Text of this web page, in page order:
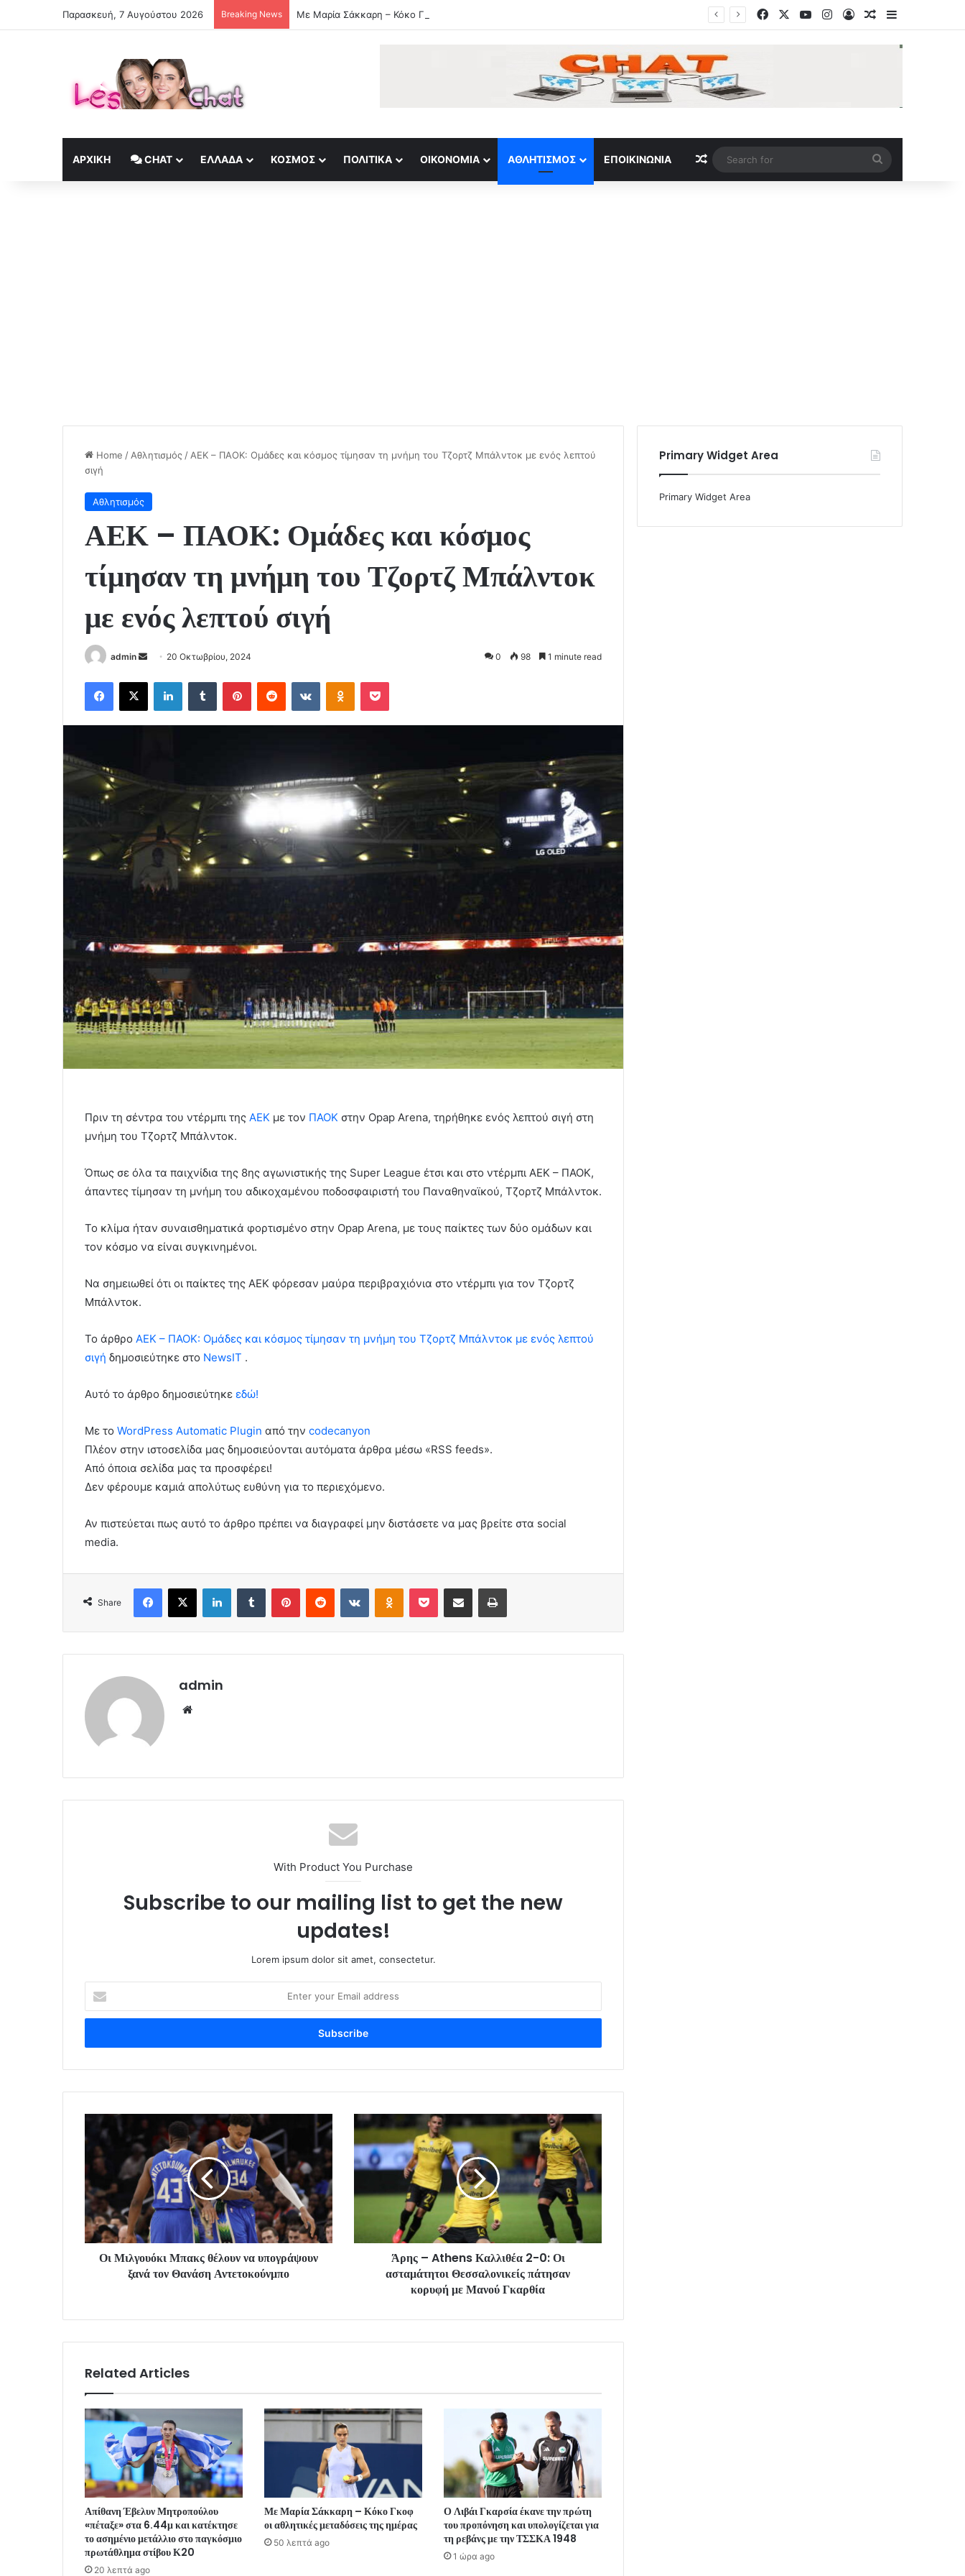
Παρασκευή, 7 Αυγούστου 2026 Breaking News Με Μαρία Σάκκαρη – Κόκο Γκοφ οι αθλητικές μεταδόσεις της ημέρας FacebookYouTubeInstagram
Log InRandom Article
Sidebar
ΑΡΧΙΚΉ CHAT ΕΛΛΆΔΑ ΚΟΣΜΟΣ ΠΟΛΙΤΙΚΆ ΟΙΚΟΝΟΜΊΑ ΑΘΛΗΤΙΣΜΌΣ ΕΠΟΙΚΙΝΩΝΊΑ Random Article
for
Home / Αθλητισμός / ΑΕΚ – ΠΑΟΚ: Ομάδες και κόσμος τίμησαν τη μνήμη του Τζορτζ Μπάλντοκ με ενός λεπτού
σιγή
Αθλητισμός
ΑΕΚ – ΠΑΟΚ: Ομάδες και κόσμος
τίμησαν τη μνήμη του Τζορτζ Μπάλντοκ
με ενός λεπτού σιγή
admin
Send
email
20 Οκτωβρίου, 2024 0 98 1 minute read
Facebook
X LinkedInTumblr PinterestReddit VKontakteOdnoklassniki
Pocket
Πριν τη σέντρα του ντέρμπι της ΑΕΚ με τον ΠΑΟΚ στην Opap Arena, τηρήθηκε ενός λεπτού σιγή στη
μνήμη του Τζορτζ Μπάλντοκ.
Όπως σε όλα τα παιχνίδια της 8ης αγωνιστικής της Super League έτσι και στο ντέρμπι ΑΕΚ – ΠΑΟΚ,
άπαντες τίμησαν τη μνήμη του αδικοχαμένου ποδοσφαιριστή του Παναθηναϊκού, Τζορτζ Μπάλντοκ.
Το κλίμα ήταν συναισθηματικά φορτισμένο στην Opap Arena, με τους παίκτες των δύο ομάδων και
τον κόσμο να είναι συγκινημένοι.
Να σημειωθεί ότι οι παίκτες της ΑΕΚ φόρεσαν μαύρα περιβραχιόνια στο ντέρμπι για τον Τζορτζ
Μπάλντοκ.
To άρθρο ΑΕΚ – ΠΑΟΚ: Ομάδες και κόσμος τίμησαν τη μνήμη του Τζορτζ Μπάλντοκ με ενός λεπτού
σιγή δημοσιεύτηκε στο NewsIT .
Αυτό το άρθρο δημοσιεύτηκε εδώ!
Με το WordPress Automatic Plugin από την codecanyon
Πλέον στην ιστοσελίδα μας δημοσιεύονται αυτόματα άρθρα μέσω «RSS feeds».
Από όποια σελίδα μας τα προσφέρει!
Δεν φέρουμε καμιά απολύτως ευθύνη για το περιεχόμενο.
Αν πιστεύεται πως αυτό το άρθρο πρέπει να διαγραφεί μην διστάσετε να μας βρείτε στα social
media.
Share
Facebook
X LinkedInTumblr PinterestReddit VKontakteOdnoklassniki
Pocket Share via Email Print
admin
With Product You Purchase
Subscribe to our mailing list to get the new
updates!
Lorem ipsum dolor sit amet, consectetur.
your
Email
Οι Μιλγουόκι Μπακς θέλουν να υπογράψουν
ξανά τον Θανάση Αντετοκούνμπο
Άρης – Athens Καλλιθέα 2-0: Οι
ασταμάτητοι Θεσσαλονικείς πάτησαν
κορυφή με Μανού Γκαρθία
Related Articles
Απίθανη Έβελυν Μητροπούλου
«πέταξε» στα 6.44μ και κατέκτησε
το ασημένιο μετάλλιο στο παγκόσμιο
πρωτάθλημα στίβου Κ20
20 λεπτά ago
Με Μαρία Σάκκαρη – Κόκο Γκοφ
οι αθλητικές μεταδόσεις της ημέρας
50 λεπτά ago
Ο Λιβάι Γκαρσία έκανε την πρώτη
του προπόνηση και υπολογίζεται για
τη ρεβάνς με την ΤΣΣΚΑ 1948
1 ώρα ago
Primary Widget Area
Primary Widget Area